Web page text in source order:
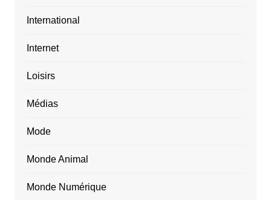
International
Internet
Loisirs
Médias
Mode
Monde Animal
Monde Numérique